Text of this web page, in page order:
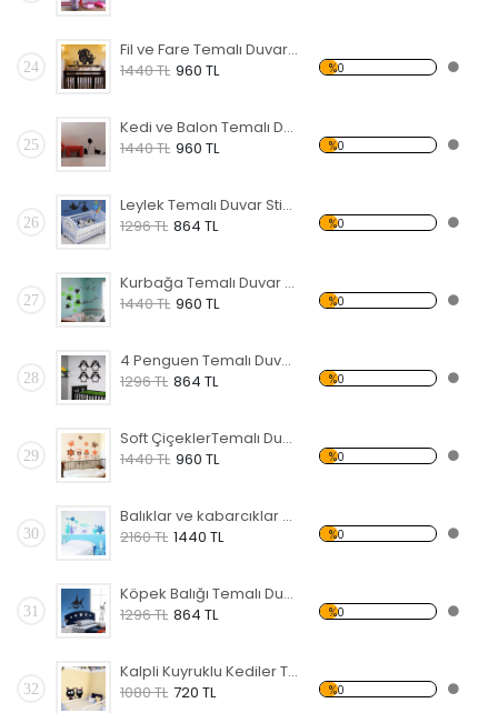
24
Fil ve Fare Temalı Duvar Sticker
1440 TL 960 TL %0
25
Kedi ve Balon Temalı Duvar Sticker
1440 TL 960 TL %0
26
Leylek Temalı Duvar Sticker
1296 TL 864 TL %0
27
Kurbağa Temalı Duvar Sticker
1440 TL 960 TL %0
28
4 Penguen Temalı Duvar Sticker
1296 TL 864 TL %0
29
Soft ÇiçeklerTemalı Duvar Sticker
1440 TL 960 TL %0
30
Balıklar ve kabarcıklar Temalı Duvar Sticker
2160 TL 1440 TL %0
31
Köpek Balığı Temalı Duvar Sticker
1296 TL 864 TL %0
32
Kalpli Kuyruklu Kediler Temalı Duvar Sticker
1080 TL 720 TL %0